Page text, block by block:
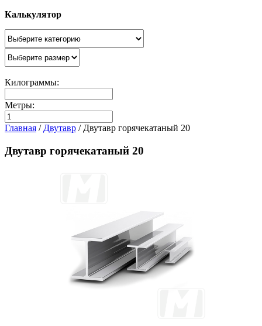
Калькулятор
Килограммы:
Метры:
Главная / Двутавр / Двутавр горячекатаный 20
Двутавр горячекатаный 20